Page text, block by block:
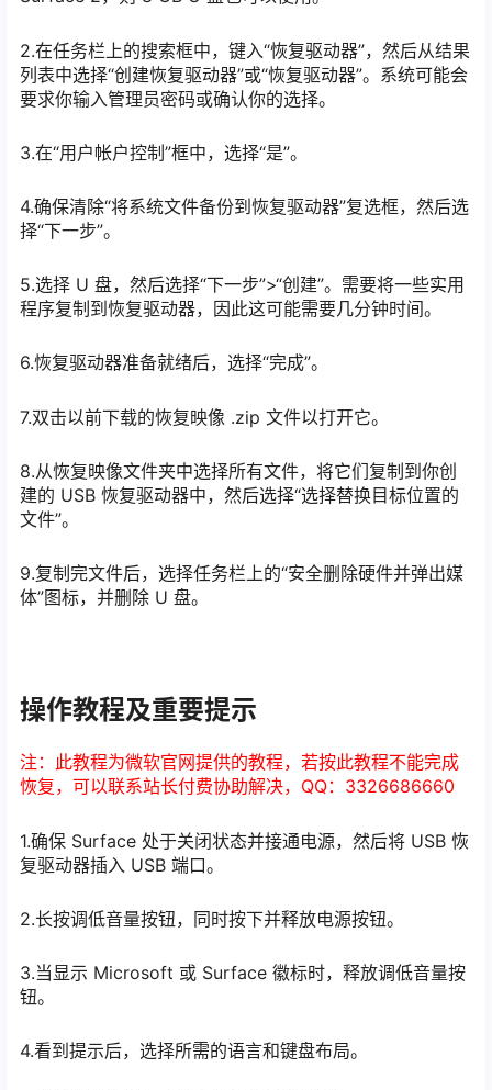
2.在任务栏上的搜索框中，键入“恢复驱动器”，然后从结果
列表中选择“创建恢复驱动器”或“恢复驱动器”。系统可能会
要求你输入管理员密码或确认你的选择。
3.在“用户帐户控制”框中，选择“是”。
4.确保清除“将系统文件备份到恢复驱动器”复选框，然后选
择“下一步”。
5.选择 U 盘，然后选择“下一步”>“创建”。需要将一些实用
程序复制到恢复驱动器，因此这可能需要几分钟时间。
6.恢复驱动器准备就绪后，选择“完成”。
7.双击以前下载的恢复映像 .zip 文件以打开它。
8.从恢复映像文件夹中选择所有文件，将它们复制到你创
建的 USB 恢复驱动器中，然后选择“选择替换目标位置的
文件”。
9.复制完文件后，选择任务栏上的“安全删除硬件并弹出媒
体”图标，并删除 U 盘。
操作教程及重要提示
注：此教程为微软官网提供的教程，若按此教程不能完成
恢复，可以联系站长付费协助解决，QQ：3326686660
1.确保 Surface 处于关闭状态并接通电源，然后将 USB 恢
复驱动器插入 USB 端口。
2.长按调低音量按钮，同时按下并释放电源按钮。
3.当显示 Microsoft 或 Surface 徽标时，释放调低音量按
钮。
4.看到提示后，选择所需的语言和键盘布局。